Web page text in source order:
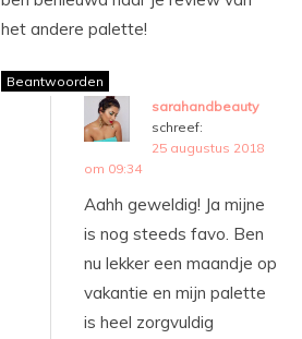
het andere palette!
Beantwoorden
sarahandbeauty
schreef:
25 augustus 2018
om 09:34
Aahh geweldig! Ja mijne
is nog steeds favo. Ben
nu lekker een maandje op
vakantie en mijn palette
is heel zorgvuldig